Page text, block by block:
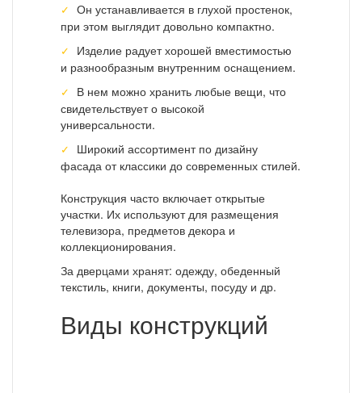
Он устанавливается в глухой простенок,
при этом выглядит довольно компактно.
Изделие радует хорошей вместимостью
и разнообразным внутренним оснащением.
В нем можно хранить любые вещи, что
свидетельствует о высокой
универсальности.
Широкий ассортимент по дизайну
фасада от классики до современных стилей.
Конструкция часто включает открытые
участки. Их используют для размещения
телевизора, предметов декора и
коллекционирования.
За дверцами хранят: одежду, обеденный
текстиль, книги, документы, посуду и др.
Виды конструкций